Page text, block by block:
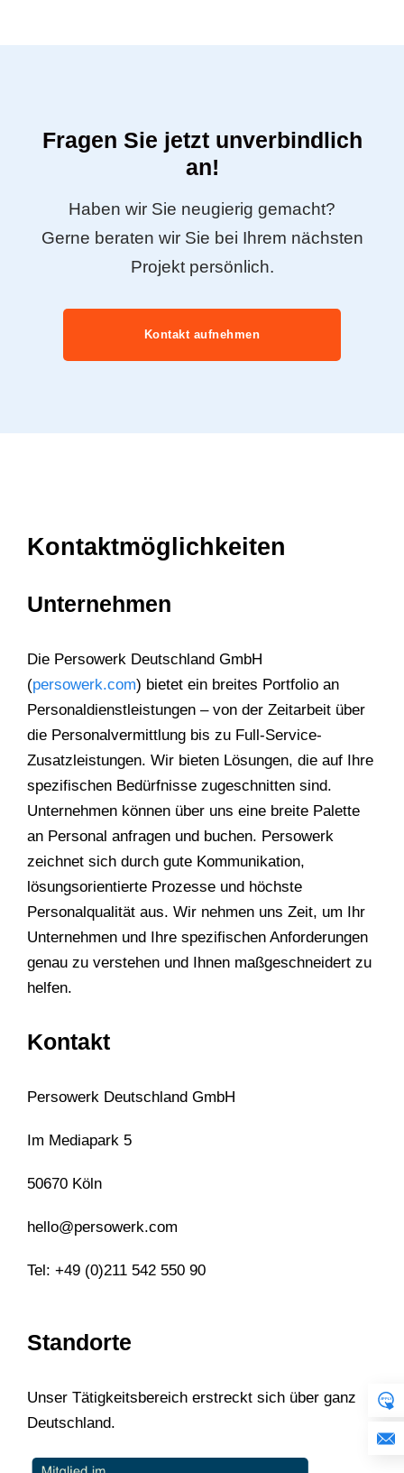
Fragen Sie jetzt unverbindlich
an!
Haben wir Sie neugierig gemacht?
Gerne beraten wir Sie bei Ihrem nächsten
Projekt persönlich.
Kontakt aufnehmen
Kontaktmöglichkeiten
Unternehmen
Die Persowerk Deutschland GmbH
(persowerk.com) bietet ein breites Portfolio an
Personaldienstleistungen – von der Zeitarbeit über
die Personalvermittlung bis zu Full-Service-
Zusatzleistungen. Wir bieten Lösungen, die auf Ihre
spezifischen Bedürfnisse zugeschnitten sind.
Unternehmen können über uns eine breite Palette
an Personal anfragen und buchen. Persowerk
zeichnet sich durch gute Kommunikation,
lösungsorientierte Prozesse und höchste
Personalqualität aus. Wir nehmen uns Zeit, um Ihr
Unternehmen und Ihre spezifischen Anforderungen
genau zu verstehen und Ihnen maßgeschneidert zu
helfen.
Kontakt
Persowerk Deutschland GmbH
Im Mediapark 5
50670 Köln
hello@persowerk.com
Tel: +49 (0)211 542 550 90
Standorte
Unser Tätigkeitsbereich erstreckt sich über ganz
Deutschland.